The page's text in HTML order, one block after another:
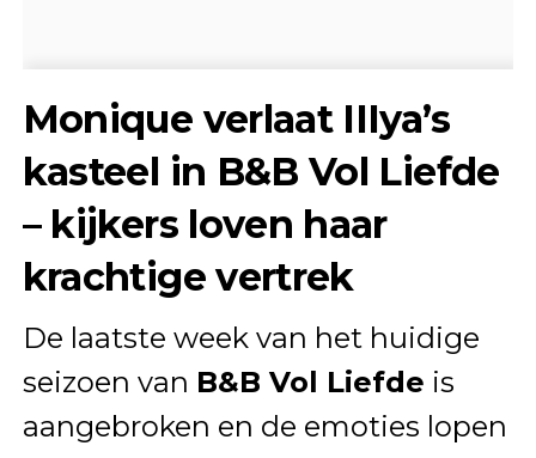
Monique verlaat IIIya’s
kasteel in B&B Vol Liefde
– kijkers loven haar
krachtige vertrek
De laatste week van het huidige
seizoen van B&B Vol Liefde is
aangebroken en de emoties lopen